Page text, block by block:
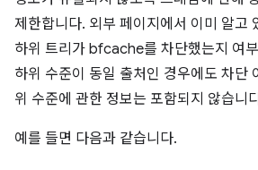
제한합니다. 외부 페이지에서 이미 알고
하위 트리가 bfcache를 차단했는지 여
하위 수준이 동일 출처인 경우에도 차단
위 수준에 관한 정보는 포함되지 않습니
예를 들면 다음과 같습니다.